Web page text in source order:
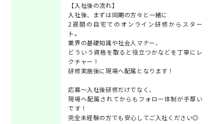
【入社後の流れ】
入社後、まずは同期の方々と一緒に
2週間の自宅でのオンライン研修からスター
ト。
業界の基礎知識や社会人マナー、
どういう資格を取ると役立つかなどを丁寧にレ
クチャー！
研修実施後に現場へ配属となります！
応募～入社後研修だけでなく、
現場へ配属されてからもフォロー体制が手厚い
です！
完全未経験の方でも安心してご入社ください◎